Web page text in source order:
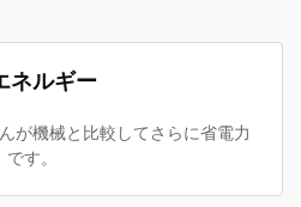
ネルギー
が機械と比較してさらに省電力
です。